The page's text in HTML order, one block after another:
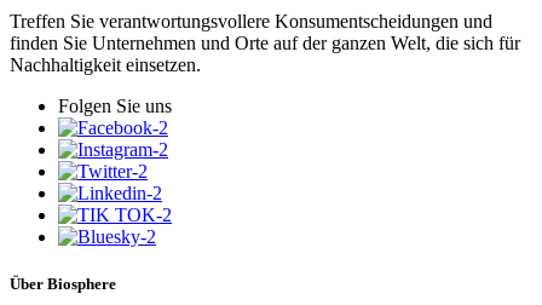
Treffen Sie verantwortungsvollere Konsumentscheidungen und
finden Sie Unternehmen und Orte auf der ganzen Welt, die sich für
Nachhaltigkeit einsetzen.
Folgen Sie uns
Über Biosphere